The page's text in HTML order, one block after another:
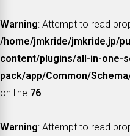
Warning: Attempt to read
/home/jmkride/jmkride.jp/
content/plugins/all-in-one-
pack/app/Common/
on line 76
Warning: Attempt to read